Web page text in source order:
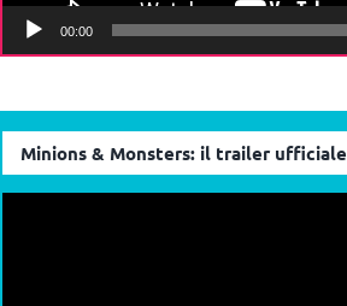
00:00
Minions & Monsters: il trailer ufficiale